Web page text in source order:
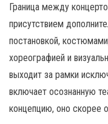
Граница между
присутствием
постановкой,
хореографией и
выходит за рамки
включает осознанную
концепцию, оно скорее